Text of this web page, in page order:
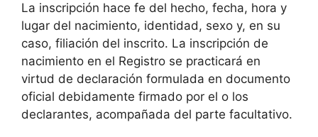
La inscripción hace fe del hecho, fecha, hora y
lugar del nacimiento, identidad, sexo y, en su
caso, filiación del inscrito. La inscripción de
nacimiento en el Registro se practicará en
virtud de declaración formulada en documento
oficial debidamente firmado por el o los
declarantes, acompañada del parte facultativo.